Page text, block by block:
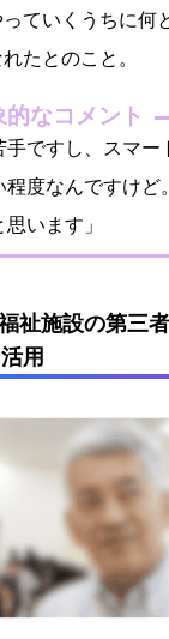
ていくうちに何
たとのこと。
なコメント
手ですし、スマ
程度なんですけど
います」
祉施設の第三
用